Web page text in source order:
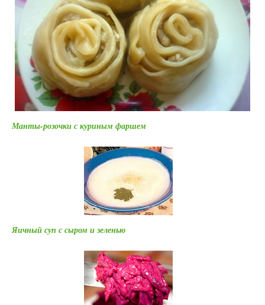
Манты-розочки с куриным фаршем
Яичный суп с сыром и зеленью